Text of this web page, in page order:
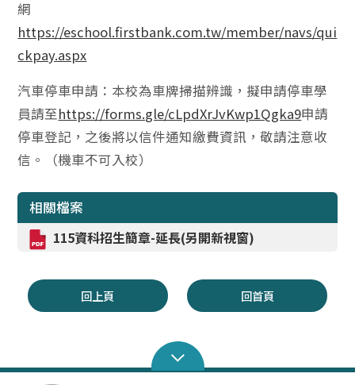
網
https://eschool.firstbank.com.tw/member/navs/qui
ckpay.aspx
汽車停車申請：本校為車牌掃描辨識，擬申請停車學
員請至https://forms.gle/cLpdXrJvKwp1Qgka9申請
停車登記，之後將以信件通知繳費資訊，敬請注意收
信。（機車不可入校）
相關檔案
115資科招生簡章-延長(另開新視窗)
回上頁 回首頁